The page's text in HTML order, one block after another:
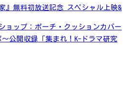
』無料初放送記念 スペシャル上映&
ョップ：ポーチ・クッションカバー
～公開収録「集まれ！K-ドラマ研究